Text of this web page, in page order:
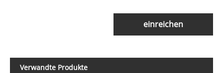
einreichen
Verwandte Produkte